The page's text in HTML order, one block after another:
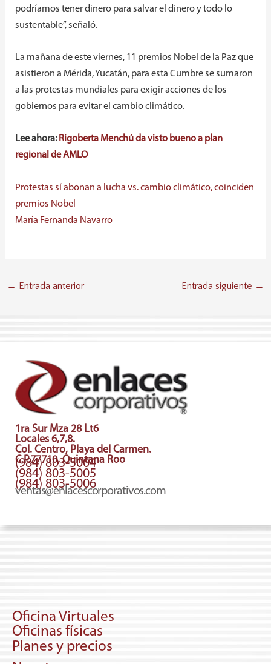
podríamos tener dinero para salvar el dinero y todo lo
sustentable”, señaló.
La mañana de este viernes, 11 premios Nobel de la Paz que
asistieron a Mérida, Yucatán, para esta Cumbre se sumaron
a las protestas mundiales para exigir acciones de los
gobiernos para evitar el cambio climático.
Lee ahora:Rigoberta Menchú da visto bueno a plan
regional de AMLO
Protestas sí abonan a lucha vs. cambio climático, coinciden
premios Nobel
María Fernanda Navarro
← Entrada anterior Entrada siguiente →
1ra Sur Mza 28 Lt6
Locales 6,7,8.
Col. Centro, Playa del Carmen.
C.P.77710, Quintana Roo
(984) 803-5004
(984) 803-5005
(984) 803-5006
ventas@enlacescorporativos.com
Oficina Virtuales
Oficinas físicas
Planes y precios